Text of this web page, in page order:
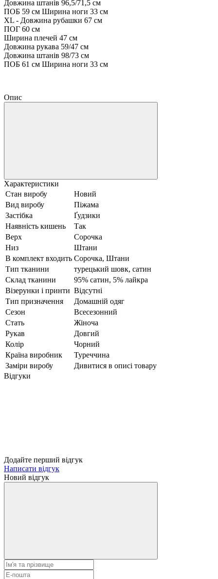
Довжина штанів 96,5/71,5 см
ПОБ 59 см Ширина ноги 33 см
XL - Довжина рубашки 67 см
ПОГ 60 см
Ширина плечей 47 см
Довжина рукава 59/47 см
Довжина штанів 98/73 см
ПОБ 61 см Ширина ноги 33 см
Опис
Характеристики
Стан виробу
Новий
Вид виробу
Піжама
Застібка
Ґудзики
Наявність кишень
Так
Верх
Сорочка
Низ
Штани
В комплект входить Сорочка, Штани
Тип тканини
турецький шовк, сатин
Склад тканини
95% сатин, 5% лайкра
Візерунки і принти Відсутні
Тип призначення
Домашній одяг
Сезон
Всесезонний
Стать
Жіноча
Рукав
Довгий
Колір
Чорний
Країна виробник
Туреччина
Заміри виробу
Дивитися в описі товару
Відгуки
Додайте перший відгук
Написати відгук
Новий відгук